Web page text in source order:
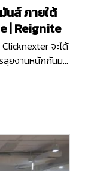
นส์ ภายใต้
| Reignite
จะได้
ยงานหนักกันมา
ะกลางคืน เพื่อ
ฟแห่งการ